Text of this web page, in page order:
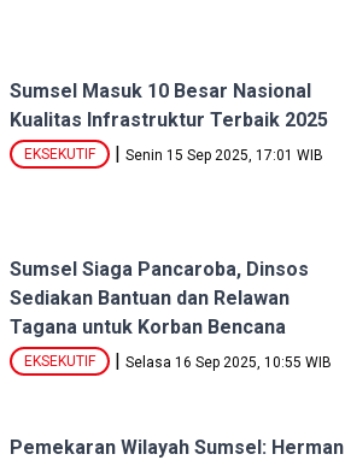
Sumsel Masuk 10 Besar Nasional
Kualitas Infrastruktur Terbaik 2025
EKSEKUTIF | Senin 15 Sep 2025, 17:01 WIB
Sumsel Siaga Pancaroba, Dinsos
Sediakan Bantuan dan Relawan
Tagana untuk Korban Bencana
EKSEKUTIF | Selasa 16 Sep 2025, 10:55 WIB
Pemekaran Wilayah Sumsel: Herman